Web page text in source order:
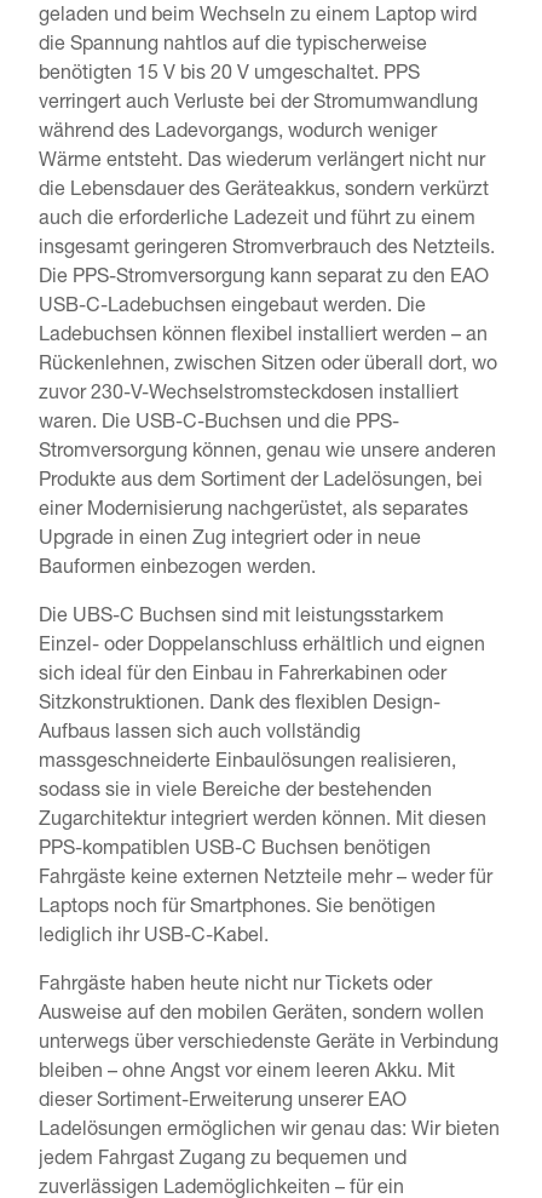
geladen und beim Wechseln zu einem Laptop wird
die Spannung nahtlos auf die typischerweise
benötigten 15 V bis 20 V umgeschaltet. PPS
verringert auch Verluste bei der Stromumwandlung
während des Ladevorgangs, wodurch weniger
Wärme entsteht. Das wiederum verlängert nicht nur
die Lebensdauer des Geräteakkus, sondern verkürzt
auch die erforderliche Ladezeit und führt zu einem
insgesamt geringeren Stromverbrauch des Netzteils.
Die PPS-Stromversorgung kann separat zu den EAO
USB-C-Ladebuchsen eingebaut werden. Die
Ladebuchsen können flexibel installiert werden – an
Rückenlehnen, zwischen Sitzen oder überall dort, wo
zuvor 230-V-Wechselstromsteckdosen installiert
waren. Die USB-C-Buchsen und die PPS-
Stromversorgung können, genau wie unsere anderen
Produkte aus dem Sortiment der Ladelösungen, bei
einer Modernisierung nachgerüstet, als separates
Upgrade in einen Zug integriert oder in neue
Bauformen einbezogen werden.
Die UBS-C Buchsen sind mit leistungsstarkem
Einzel- oder Doppelanschluss erhältlich und eignen
sich ideal für den Einbau in Fahrerkabinen oder
Sitzkonstruktionen. Dank des flexiblen Design-
Aufbaus lassen sich auch vollständig
massgeschneiderte Einbaulösungen realisieren,
sodass sie in viele Bereiche der bestehenden
Zugarchitektur integriert werden können. Mit diesen
PPS-kompatiblen USB-C Buchsen benötigen
Fahrgäste keine externen Netzteile mehr – weder für
Laptops noch für Smartphones. Sie benötigen
lediglich ihr USB-C-Kabel.
Fahrgäste haben heute nicht nur Tickets oder
Ausweise auf den mobilen Geräten, sondern wollen
unterwegs über verschiedenste Geräte in Verbindung
bleiben – ohne Angst vor einem leeren Akku. Mit
dieser Sortiment-Erweiterung unserer EAO
Ladelösungen ermöglichen wir genau das: Wir bieten
jedem Fahrgast Zugang zu bequemen und
zuverlässigen Lademöglichkeiten – für ein